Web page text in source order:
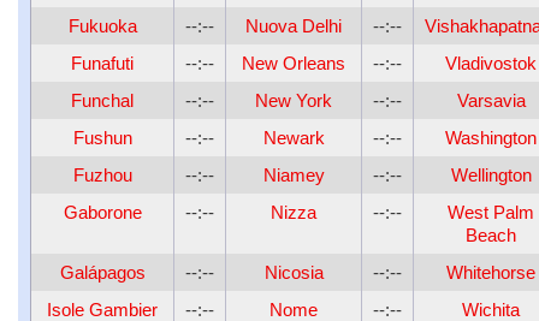
Fukuoka
--:-- Nuova Delhi --:--
Funafuti
--:-- New Orleans --:--
Vladivostok
Funchal
--:-- New York --:--
Varsavia
Fushun
--:-- Newark --:--
Washington
Fuzhou
--:-- Niamey --:--
Wellington
Gaborone
--:-- Nizza --:--
West Palm
Beach
Galápagos
--:-- Nicosia --:--
Whitehorse
Isole Gambier
--:-- Nome --:--
Wichita